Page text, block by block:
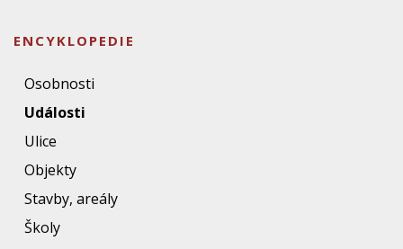
ENCYKLOPEDIE
Osobnosti
Události
Ulice
Objekty
Stavby, areály
Školy